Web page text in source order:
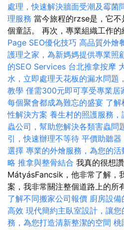
處理，快速解決牆面受潮及霉菌
理服務 當今旅程的rzse是，它
個童話。 再次，專業組織工作的
Page SEO優化技巧 高品質外燴
護理之家，為新媽媽提供專業照
的SEO Services 台北推拿按摩
水，立即處理天花板的漏水問題
教學 僅需300元即可享受專業居
每個聚會都成為難忘的盛宴 了解
性解決方案 養生村的照護服務
蟲公司，幫助您解決各類害蟲問
引，快速辦理不等待 平價助聽器
選擇 專業的外燴服務，為您的活
略 推拿與整骨結合 我真的很想
MátyásFancsik，他非常了解，
案，我非常關注整個道路上的所
了解不同搬家公司報價 廚房設
高效 現代簡約主臥室設計，讓
務，為您打造清新整潔的空間 桃